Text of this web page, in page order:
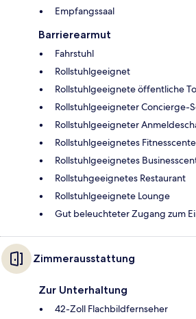
Empfangssaal
Barrierearmut
Fahrstuhl
Rollstuhlgeeignet
Rollstuhlgeeignete öffentliche
Rollstuhlgeeigneter Concierge-
Rollstuhlgeeigneter
Rollstuhlgeeignetes
Rollstuhlgeeignetes
Rollstuhgeeignetes Restaurant
Rollstuhlgeeignete Lounge
Gut beleuchteter Zugang zum
Zimmerausstattung
Zur Unterhaltung
42-Zoll Flachbildfernseher